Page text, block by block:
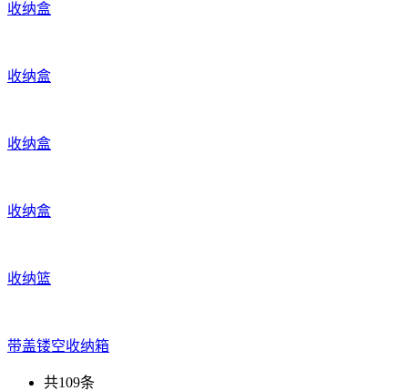
收纳盒
收纳盒
收纳盒
收纳盒
收纳篮
带盖镂空收纳箱
共109条